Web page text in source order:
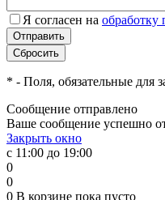
Я согласен на обработку
* - Поля, обязательные для
Сообщение отправлено
Ваше сообщение успешно
Закрыть окно
с 11:00 до 19:00
0
0
0 В корзине пока пусто